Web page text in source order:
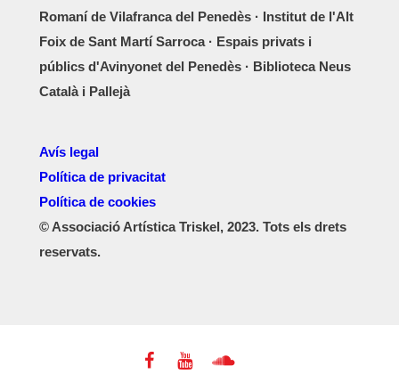
Romaní de Vilafranca del Penedès · Institut de l'Alt
Foix de Sant Martí Sarroca · Espais privats i
públics d'Avinyonet del Penedès · Biblioteca Neus
Català i Pallejà
Avís legal
Política de privacitat
Política de cookies
© Associació Artística Triskel, 2023. Tots els drets
reservats.